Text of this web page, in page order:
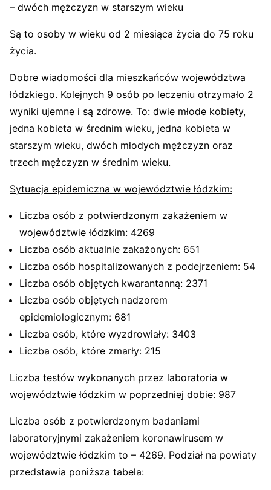
– dwóch mężczyzn w starszym wieku
Są to osoby w wieku od 2 miesiąca życia do 75 roku
życia.
Dobre wiadomości dla mieszkańców województwa
łódzkiego. Kolejnych 9 osób po leczeniu otrzymało 2
wyniki ujemne i są zdrowe. To: dwie młode kobiety,
jedna kobieta w średnim wieku, jedna kobieta w
starszym wieku, dwóch młodych mężczyzn oraz
trzech mężczyzn w średnim wieku.
Sytuacja epidemiczna w województwie łódzkim:
Liczba osób z potwierdzonym zakażeniem w
województwie łódzkim: 4269
Liczba osób aktualnie zakażonych: 651
Liczba osób hospitalizowanych z podejrzeniem: 54
Liczba osób objętych kwarantanną: 2371
Liczba osób objętych nadzorem
epidemiologicznym: 681
Liczba osób, które wyzdrowiały: 3403
Liczba osób, które zmarły: 215
Liczba testów wykonanych przez laboratoria w
województwie łódzkim w poprzedniej dobie: 987
Liczba osób z potwierdzonym badaniami
laboratoryjnymi zakażeniem koronawirusem w
województwie łódzkim to – 4269. Podział na powiaty
przedstawia poniższa tabela: